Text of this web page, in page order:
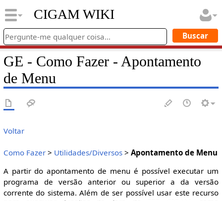
CIGAM WIKI
GE - Como Fazer - Apontamento
de Menu
Voltar
Como Fazer> Utilidades/Diversos> Apontamento de Menu
A partir do apontamento de menu é possível executar um
programa de versão anterior ou superior a da versão
corrente do sistema. Além de ser possível usar este recurso